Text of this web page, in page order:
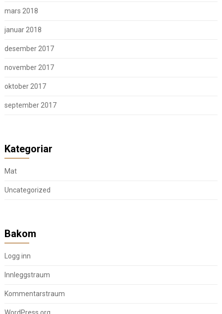
mars 2018
januar 2018
desember 2017
november 2017
oktober 2017
september 2017
Kategoriar
Mat
Uncategorized
Bakom
Logg inn
Innleggstraum
Kommentarstraum
WordPress.org